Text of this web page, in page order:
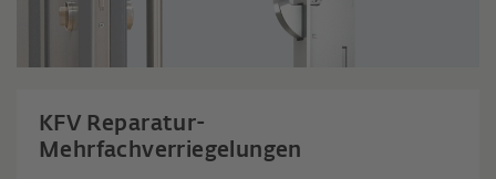
KFV Reparatur-
Mehrfachverriegelungen